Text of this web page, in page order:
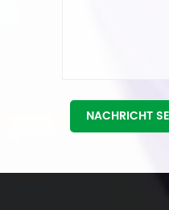
NACHRICHT